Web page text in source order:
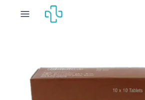
Erectiemiddelen